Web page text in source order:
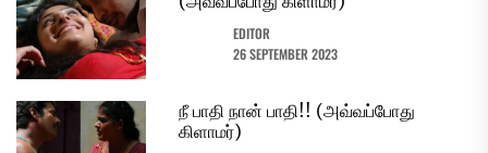
EDITOR
26 SEPTEMBER 2023
நீ பாதி நான் பாதி!! (அவ்வப்போது
கிளாமர்)